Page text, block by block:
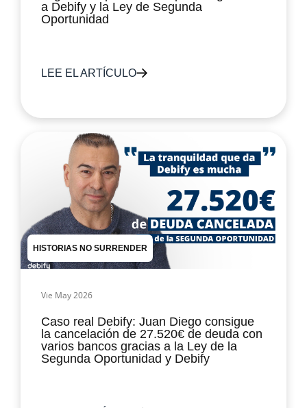
a Debify y la Ley de Segunda
Oportunidad
LEE EL ARTÍCULO
HISTORIAS NO SURRENDER
Vie May 2026
Caso real Debify: Juan Diego consigue
la cancelación de 27.520€ de deuda con
varios bancos gracias a la Ley de la
Segunda Oportunidad y Debify